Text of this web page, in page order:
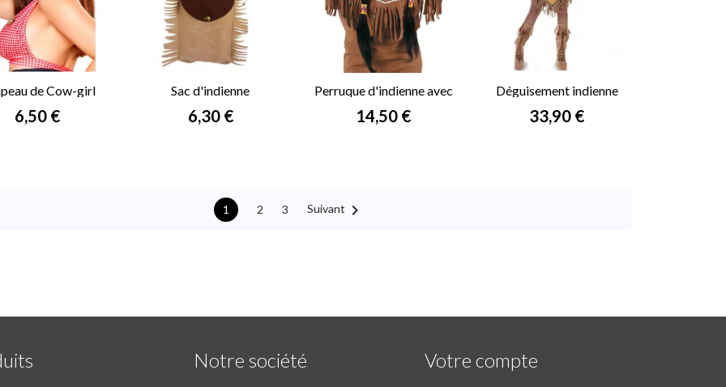
de Cow-girl
marron
Prix
6,50 €
Sac d'indienne
Prix
6,30 €
Perruque d'indienne avec
tresses
Prix
14,50 €
Déguisement indienne
femme
Prix
33,90 €
1 2 3 Suivant 
Notre société Votre compte